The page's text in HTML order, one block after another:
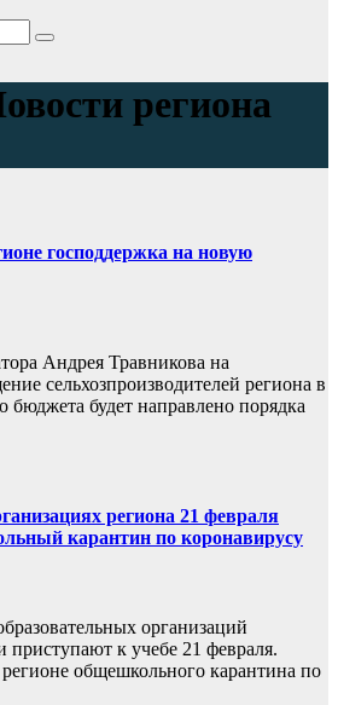
региона
господдержка на новую
Андрея Травникова на
сельхозпроизводителей региона в
бюджета будет направлено порядка
региона 21 февраля
карантин по коронавирусу
организаций
приступают к учебе 21 февраля.
общешкольного карантина по